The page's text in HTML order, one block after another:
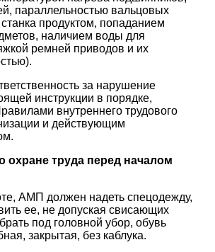
параллельностью вальцовых
продуктом, попаданием
наличием воды для
ремней приводов и их
за нарушение
инструкции в порядке,
внутреннего трудового
и действующим
охране труда перед началом
АМП должен надеть спецодежду,
ее, не допуская свисающих
под головной убор, обувь
закрытая, без каблука.